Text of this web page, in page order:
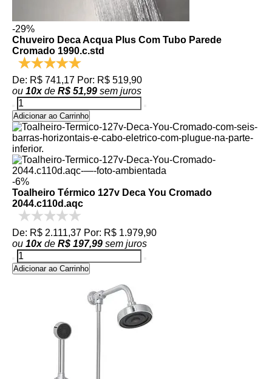
-29%
Chuveiro Deca Acqua Plus Com Tubo Parede
Cromado 1990.c.std
De: R$ 741,17 Por: R$ 519,90
ou 10xde R$ 51,99 sem juros
Adicionar ao Carrinho
-6%
Toalheiro Térmico 127v Deca You Cromado
2044.c110d.aqc
De: R$ 2.111,37 Por: R$ 1.979,90
ou 10xde R$ 197,99 sem juros
Adicionar ao Carrinho